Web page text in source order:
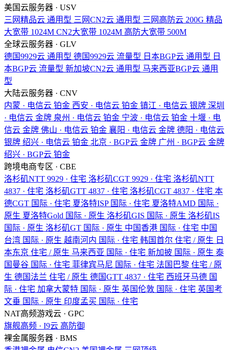
美国云服务器 · USV
三网精品云 通用型 三网CN2云 通用型 三网高防云 200G 精品
大宽带 1024M CN2大宽带 1024M 高防大宽带 500M
全球云服务器 · GLV
德国9929云 通用型 德国9929云 流量型 日本BGP云 通用型 日
本BGP云 流量型 新加坡CN2云 通用型 马来西亚BGP云 通用
型
大陆云服务器 · CNV
内蒙 · 电信云 铂金 西安 · 电信云 铂金 镇江 · 电信云 银牌 深圳
· 电信云 金牌 泉州 · 电信云 铂金 宁波 · 电信云 铂金 十堰 · 电
信云 金牌 佛山 · 电信云 铂金 襄阳 · 电信云 金牌 德阳 · 电信云
银牌 绍兴 · 电信云 铂金 北京 · BGP云 金牌 广州 · BGP云 金牌
绍兴 · BGP云 铂金
跨境电商专区 · CBE
洛杉矶NTT 9929 · 住宅 洛杉矶CGT 9929 · 住宅 洛杉矶NTT
4837 · 住宅 洛杉矶GTT 4837 · 住宅 洛杉矶CGT 4837 · 住宅 本
德CGT 国际 · 住宅 夏洛特ISP 国际 · 住宅 夏洛特AMD 国际 ·
原生 夏洛特Gold 国际 · 原生 洛杉矶GIS 国际 · 原生 洛杉矶IS
国际 · 原生 洛杉矶GT 国际 · 原生 中国香港 国际 · 住宅 中国
台湾 国际 · 原生 越南河内 国际 · 住宅 韩国首尔 住宅 / 原生 日
本东京 住宅 / 原生 马来西亚 国际 · 住宅 新加披 国际 · 原生 泰
国曼谷 国际 · 住宅 菲律宾马尼 国际 · 住宅 法国巴黎 住宅 / 原
生 德国法兰 住宅 / 原生 德国GTT 4837 · 住宅 西班牙马德 国
际 · 住宅 加拿大蒙特 国际 · 原生 英国伦敦 国际 · 住宅 英国考
文垂 国际 · 原生 印度孟买 国际 · 住宅
NAT高频游戏云 · GPC
旗舰高频 · I9云 高防御
裸金属服务器 · BMS